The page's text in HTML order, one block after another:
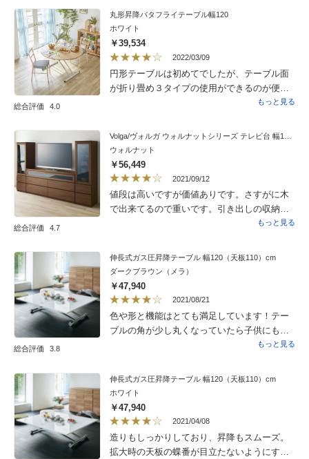
てしまったので交換等は求めませんが、コン
セプトはとても良い商品なのに残念な思いが
残りました。検品をしっかりやってほしいで
す。
総合評価 4.0
丸形昇降バタフライテーブル幅120
ホワイト
￥39,534
2022/03/09
円形テーブルは初めてでしたが、テーブル面
が折り畳め３タイプの使用ができるのが便利
です。長方形にしても辺がゆるやかにカーブ
には平たくして収納できるのも便利かと。た
だ画像ではわからず、テーブル面が凹凸のあ
る目にやわらかなホワイトでした、キズ対応
でしょうか？個人的な好みは、UV塗装のパ
キッと艶ホワイトですので星ひとつマイナス
にしました。追記ディノスさんで以前購入し
た、バタフライテーブルのホワイトUV塗装コ
いていて、折り畳むとティーテーブルや綺麗
な収納としてコロコロとどこにでも移動で
き、利便性が高く美しく大満足で、追加で数
台購入したいのですが、今は販売されてない
のですね残念です、可能なら再販を強く希望
しています。
もっと見る
総合評価 4.7
ウォルナット
￥56,449
2021/09/12
値段は高いですが価値ありです。さすがに木
で出来てるので重いです。引き出しの収納も
深く広いです。買って良かったと思います。
もっと見る
総合評価 3.8
伸長式ガス圧昇降テーブル 幅120（天板110）cm
ダークブラウン（メラ）
￥47,940
2021/08/21
色や形と機能はとても満足しています！テー
ブルの角が少し丸くなっていたら子供にも危
もっと見る
伸長式ガス圧昇降テーブル 幅120（天板110）cm
ホワイト
￥47,940
2021/04/08
造りもしっかりしており、昇降もスムーズ。
拡大時の天板の蝶番が目立たないようにする